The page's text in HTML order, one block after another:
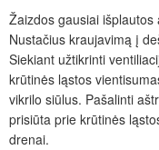
Žaizdos gausiai išplautos
Nustačius kraujavimą į
Siekiant užtikrinti
krūtinės ląstos
vikrilo siūlus. Pašalinti
prisiūta prie krūtinės
drenai.